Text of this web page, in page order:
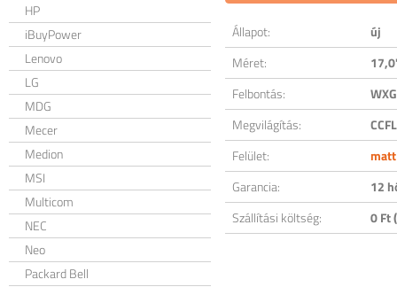
HP
iBuyPower
Lenovo
LG
MDG
Mecer
Medion
MSI
Multicom
NEC
Neo
Packard Bell
Állapot:
új
Méret:
Felbontás:
Megvilágítás:
CCFL
Felület:
matt
Garancia:
12
Szállítási költség:
0 Ft